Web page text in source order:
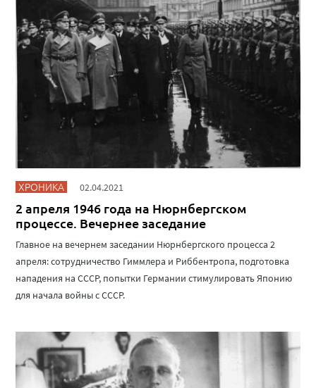
ХРОНИКА 02.04.2021
2 апреля 1946 года на Нюрнбергском
процессе. Вечернее заседание
Главное на вечернем заседании Нюрнбергского процесса 2
апреля: сотрудничество Гиммлера и Риббентропа, подготовка
нападения на СССР, попытки Германии стимулировать Японию
для начала войны с СССР.